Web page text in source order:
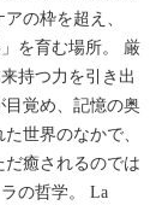
の枠を超え、
を育む場所。 厳
持つ力を引き出
目覚め、記憶の奥
世界のなかで、
だ癒されるのでは
の哲学。 La